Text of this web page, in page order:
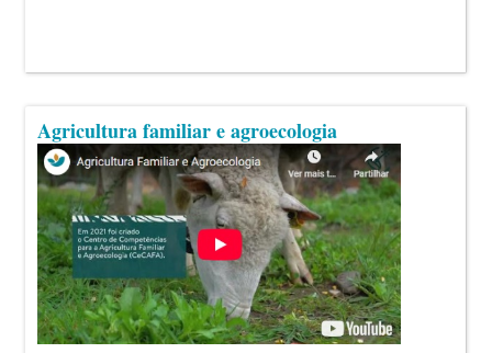
Agricultura familiar e agroecologia